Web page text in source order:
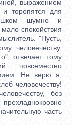
выражением
и торопятся для
шумно и
спокойствия
"Пусть,
человечеству,
отвечает тому
повсеместно
Не верю я,
человечеству!
без
прехладнокровно
часть